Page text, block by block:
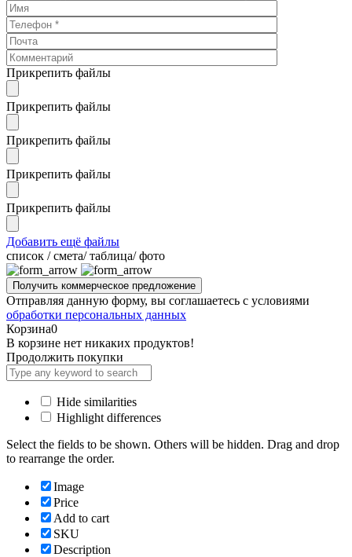
Прикрепить файлы
Прикрепить файлы
Прикрепить файлы
Прикрепить файлы
Прикрепить файлы
Добавить ещё файлы
cписок / смета/ таблица/ фото
Отправляя данную форму, вы соглашаетесь с условиями
обработки персональных данных
Корзина0
В корзине нет никаких продуктов!
Продолжить покупки
Hide similarities
Highlight differences
Select the fields to be shown. Others will be hidden. Drag and drop
to rearrange the order.
Image
Price
Add to cart
SKU
Description